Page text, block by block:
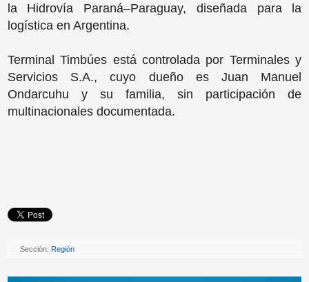
la Hidrovía Paraná–Paraguay, diseñada para la
logística en Argentina.
Terminal Timbúes está controlada por Terminales y
Servicios S.A., cuyo dueño es Juan Manuel
Ondarcuhu y su familia, sin participación de
multinacionales documentada.
Sección: Región